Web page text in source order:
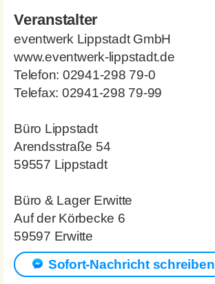
Veranstalter
eventwerk Lippstadt GmbH
www.eventwerk-lippstadt.de
Telefon: 02941-298 79-0
Telefax: 02941-298 79-99
Büro Lippstadt
Arendsstraße 54
59557 Lippstadt
Büro & Lager Erwitte
Auf der Körbecke 6
59597 Erwitte
Sofort-Nachricht schreiben